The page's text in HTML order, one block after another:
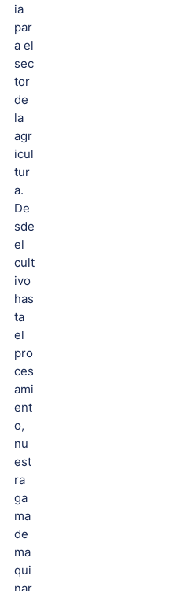
ia
par
a el
sec
tor
de
la
agr
icul
tur
a.
De
sde
el
cult
ivo
has
ta
el
pro
ces
ami
ent
o,
nu
est
ra
ga
ma
de
ma
qui